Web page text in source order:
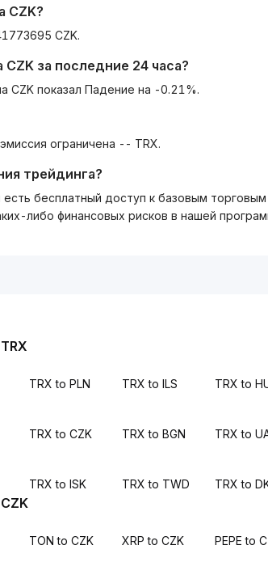
CZK?
CZK.
CZK за последние 24 часа?
CZK показал Падение на -0.21%.
ограничена -- TRX.
трейдинга?
бесплатный доступ к базовым
либо финансовых рисков в нашей
TRX to PLN TRX to ILS TRX to
TRX to CZK TRX to BGN TRX to
TRX to ISK TRX to TWD TRX to
TON to CZK XRP to CZK PEPE to